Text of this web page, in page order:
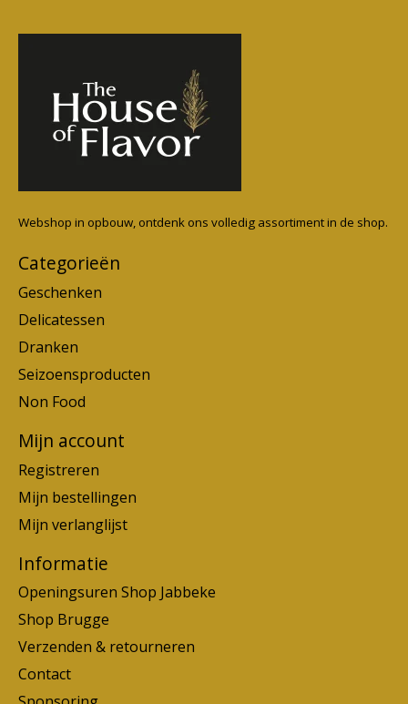
Webshop in opbouw, ontdenk ons volledig assortiment in de shop.
Categorieën
Geschenken
Delicatessen
Dranken
Seizoensproducten
Non Food
Mijn account
Registreren
Mijn bestellingen
Mijn verlanglijst
Informatie
Openingsuren Shop Jabbeke
Shop Brugge
Verzenden & retourneren
Contact